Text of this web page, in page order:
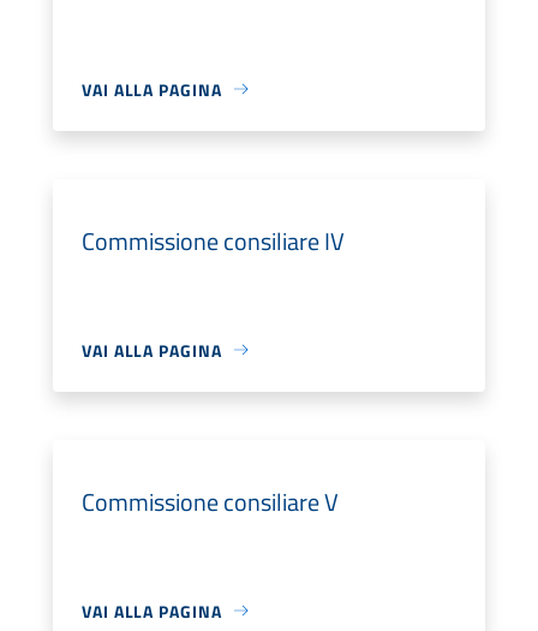
VAI ALLA PAGINA
Commissione consiliare IV
VAI ALLA PAGINA
Commissione consiliare V
VAI ALLA PAGINA